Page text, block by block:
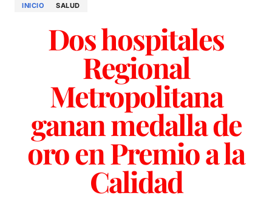
INICIO SALUD
Dos hospitales
Regional
Metropolitana
ganan medalla de
oro en Premio a la
Calidad